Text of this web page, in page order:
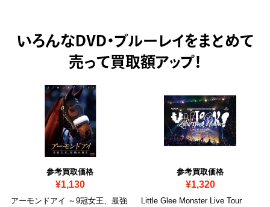
いろんなDVD・ブルーレイをまとめて
売って買取額アップ！
参考買取価格
¥1,130
アーモンドアイ ～9冠女王、最強
参考買取価格
¥1,320
Little Glee Monster Live Tour